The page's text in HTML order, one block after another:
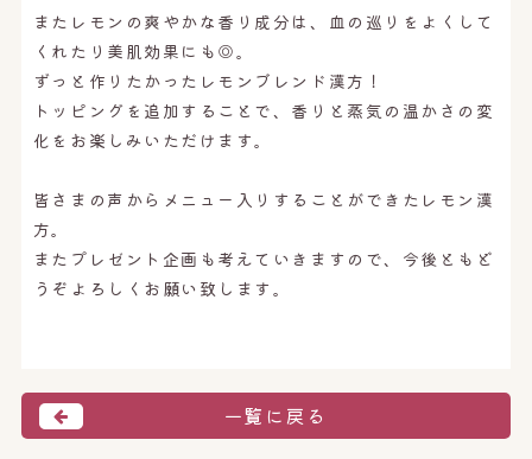
またレモンの爽やかな香り成分は、血の巡りをよくして
くれたり美肌効果にも◎。
ずっと作りたかったレモンブレンド漢方！
トッピングを追加することで、香りと蒸気の温かさの変
化をお楽しみいただけます。
皆さまの声からメニュー入りすることができたレモン漢
方。
またプレゼント企画も考えていきますので、今後ともど
うぞよろしくお願い致します。
一覧に戻る